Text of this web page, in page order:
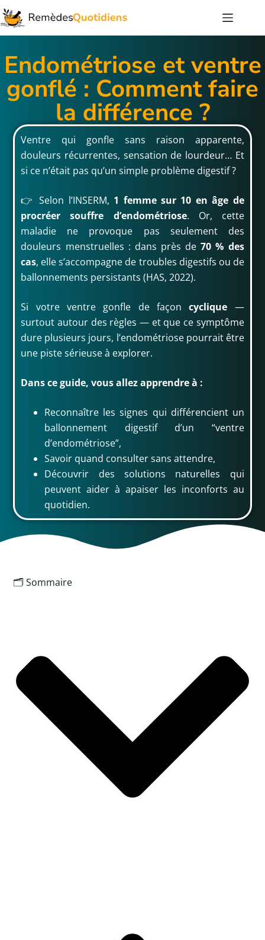
Endométriose et ventre
gonflé : Comment faire
la différence ?
Ventre qui gonfle sans raison apparente,
douleurs récurrentes, sensation de lourdeur… Et
si ce n’était pas qu’un simple problème digestif ?
👉 Selon l’INSERM, 1 femme sur 10 en âge de
procréer souffre d’endométriose. Or, cette
maladie ne provoque pas seulement des
douleurs menstruelles : dans près de70 % des
cas, elle s’accompagne de troubles digestifs ou de
ballonnements persistants (HAS, 2022).
Si votre ventre gonfle de façoncyclique —
surtout autour des règles — et que ce symptôme
dure plusieurs jours, l’endométriose pourrait être
une piste sérieuse à explorer.
Dans ce guide, vous allez apprendre à :
Reconnaître les signes qui différencient un
ballonnement digestif d’un “ventre
d’endométriose”,
Savoir quand consulter sans attendre,
Découvrir des solutions naturelles qui
peuvent aider à apaiser les inconforts au
quotidien.
🗂️ Sommaire